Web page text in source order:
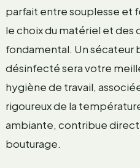
parfait entre souplesse et
le choix du matériel et des
fondamental. Un sécateur
désinfecté sera votre
hygiène de travail,
rigoureux de la
ambiante, contribue
bouturage.